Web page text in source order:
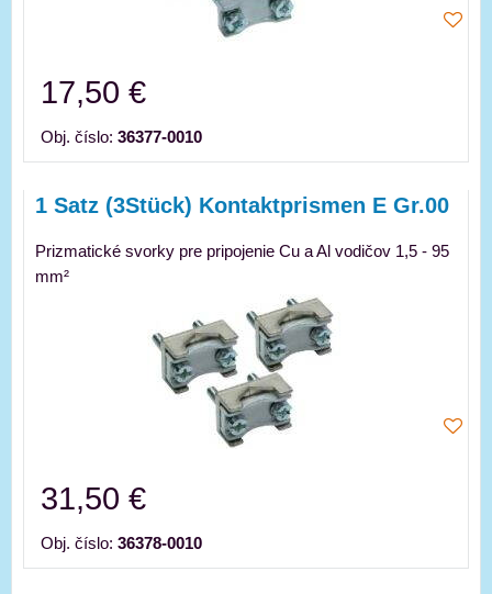
17,50 €
Obj. číslo: 36377-0010
1 Satz (3Stück) Kontaktprismen E Gr.00
Prizmatické svorky pre pripojenie Cu a Al vodičov 1,5 - 95
mm²
31,50 €
Obj. číslo: 36378-0010